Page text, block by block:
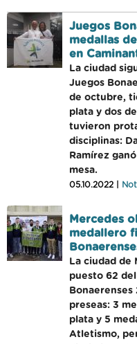
Juegos
medallas
en
La ciudad
Juegos
de octubre,
plata y dos
tuvieron
disciplinas:
Ramírez
mesa.
05.10.2022 |
Mercedes
medallero
La ciudad de
puesto 62
Bonaerenses
preseas: 3
plata y 5
Atletismo,